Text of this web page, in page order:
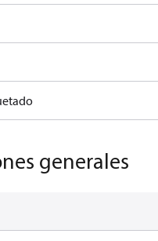
generales